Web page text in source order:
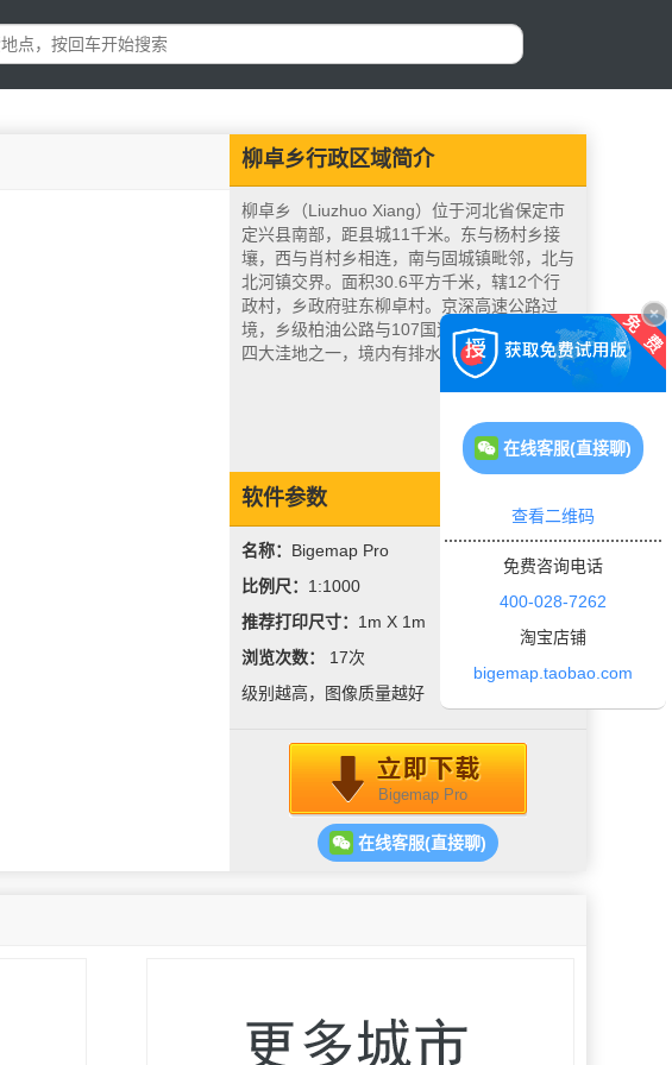
柳卓乡行政区域简介
柳卓乡（Liuzhuo Xiang）位于河北省保定市
定兴县南部，距县城11千米。东与杨村乡接
壤，西与肖村乡相连，南与固城镇毗邻，北与
北河镇交界。面积30.6平方千米，辖12个行
政村，乡政府驻东柳卓村。京深高速公路过
境，乡级柏油公路与107国道相连。是县境内
四大洼地之一，境内有排水渠两条。引
软件参数
名称： Bigemap Pro
比例尺： 1:1000
推荐打印尺寸： 1m X 1m
浏览次数： 17次
级别越高，图像质量越好
Bigemap Pro
在线客服(直接聊)
在线客服(直接聊)
查看二维码
免费咨询电话
400-028-7262
淘宝店铺
bigemap.taobao.com